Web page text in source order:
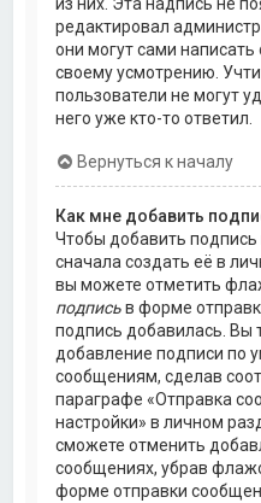
из них. Эта надпись не
редактировал
они могут сами
своему усмотрению.
пользователи не могут
него уже кто-то ответил.
Вернуться к началу
Как мне добавить
Чтобы добавить
сначала создать её в
вы можете отметить
подписьв форме
подпись добавилась. Вы
добавление подписи по
сообщениям, сделав
параграфе «Отправка
настройки» в личном
сможете отменить
сообщениях, убрав
форме отправки